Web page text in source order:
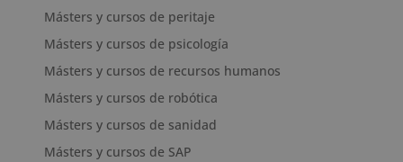
Másters y cursos de peritaje
Másters y cursos de psicología
Másters y cursos de recursos humanos
Másters y cursos de robótica
Másters y cursos de sanidad
Másters y cursos de SAP